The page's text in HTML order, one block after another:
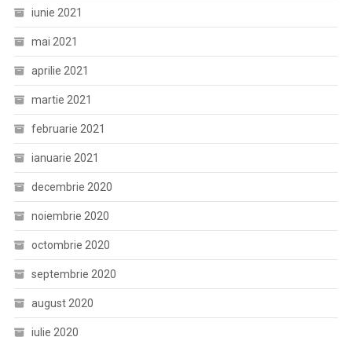
iunie 2021
mai 2021
aprilie 2021
martie 2021
februarie 2021
ianuarie 2021
decembrie 2020
noiembrie 2020
octombrie 2020
septembrie 2020
august 2020
iulie 2020